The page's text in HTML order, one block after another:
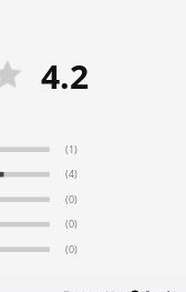
4.2
(1)
(4)
(0)
(0)
(0)